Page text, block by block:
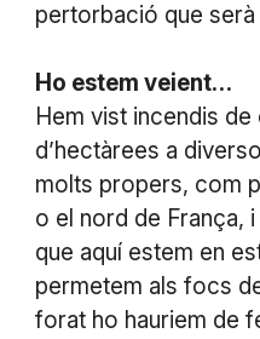
pertorbació que serà
Ho estem veient…
Hem vist incendis
d’hectàrees a
molts propers, com
o el nord de França,
que aquí estem en
permetem als focs
forat ho hauriem de